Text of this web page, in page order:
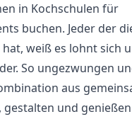
in Kochschulen für
buchen. Jeder der
weiß es lohnt sich
So ungezwungen
aus
gestalten und